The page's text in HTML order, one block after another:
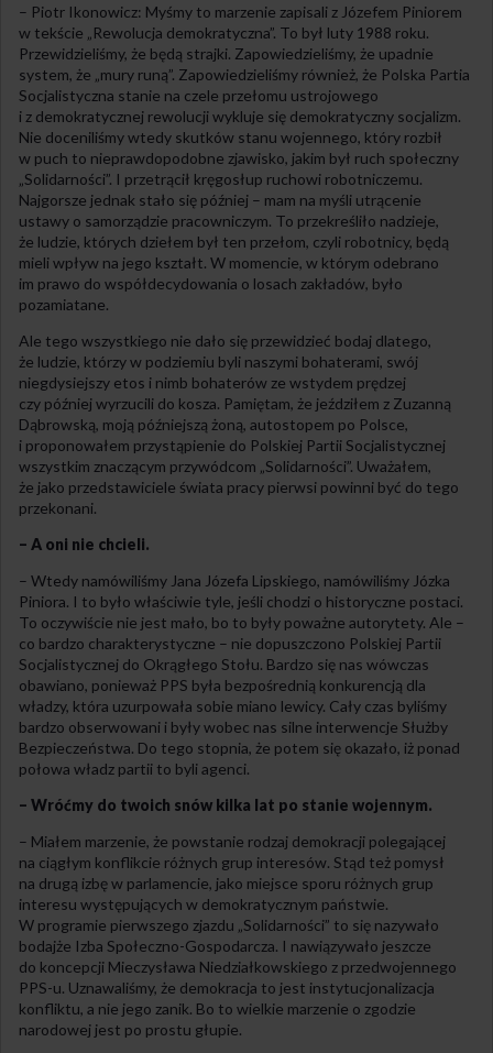
– Piotr Ikonowicz: Myśmy to marzenie zapisali z Józefem Piniorem
w tekście „Rewolucja demokratyczna”. To był luty 1988 roku.
Przewidzieliśmy, że będą strajki. Zapowiedzieliśmy, że upadnie
system, że „mury runą”. Zapowiedzieliśmy również, że Polska Partia
Socjalistyczna stanie na czele przełomu ustrojowego
i z demokratycznej rewolucji wykluje się demokratyczny socjalizm.
Nie doceniliśmy wtedy skutków stanu wojennego, który rozbił
w puch to nieprawdopodobne zjawisko, jakim był ruch społeczny
„Solidarności”. I przetrącił kręgosłup ruchowi robotniczemu.
Najgorsze jednak stało się później – mam na myśli utrącenie
ustawy o samorządzie pracowniczym. To przekreśliło nadzieje,
że ludzie, których dziełem był ten przełom, czyli robotnicy, będą
mieli wpływ na jego kształt. W momencie, w którym odebrano
im prawo do współdecydowania o losach zakładów, było
pozamiatane.
Ale tego wszystkiego nie dało się przewidzieć bodaj dlatego,
że ludzie, którzy w podziemiu byli naszymi bohaterami, swój
niegdysiejszy etos i nimb bohaterów ze wstydem prędzej
czy później wyrzucili do kosza. Pamiętam, że jeździłem z Zuzanną
Dąbrowską, moją późniejszą żoną, autostopem po Polsce,
i proponowałem przystąpienie do Polskiej Partii Socjalistycznej
wszystkim znaczącym przywódcom „Solidarności”. Uważałem,
że jako przedstawiciele świata pracy pierwsi powinni być do tego
przekonani.
– A oni nie chcieli.
– Wtedy namówiliśmy Jana Józefa Lipskiego, namówiliśmy Józka
Piniora. I to było właściwie tyle, jeśli chodzi o historyczne postaci.
To oczywiście nie jest mało, bo to były poważne autorytety. Ale –
co bardzo charakterystyczne – nie dopuszczono Polskiej Partii
Socjalistycznej do Okrągłego Stołu. Bardzo się nas wówczas
obawiano, ponieważ PPS była bezpośrednią konkurencją dla
władzy, która uzurpowała sobie miano lewicy. Cały czas byliśmy
bardzo obserwowani i były wobec nas silne interwencje Służby
Bezpieczeństwa. Do tego stopnia, że potem się okazało, iż ponad
połowa władz partii to byli agenci.
– Wróćmy do twoich snów kilka lat po stanie wojennym.
– Miałem marzenie, że powstanie rodzaj demokracji polegającej
na ciągłym konflikcie różnych grup interesów. Stąd też pomysł
na drugą izbę w parlamencie, jako miejsce sporu różnych grup
interesu występujących w demokratycznym państwie.
W programie pierwszego zjazdu „Solidarności” to się nazywało
bodajże Izba Społeczno-Gospodarcza. I nawiązywało jeszcze
do koncepcji Mieczysława Niedziałkowskiego z przedwojennego
PPS-u. Uznawaliśmy, że demokracja to jest instytucjonalizacja
konfliktu, a nie jego zanik. Bo to wielkie marzenie o zgodzie
narodowej jest po prostu głupie.